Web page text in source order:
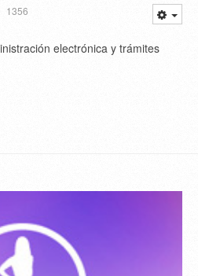
1356
electrónica y trámites